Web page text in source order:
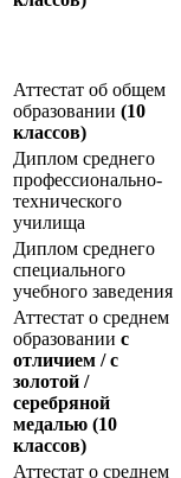
Аттестат об общем
образовании (10
классов)
Диплом среднего
профессионально-
технического
училища
Диплом среднего
специального
учебного заведения
Аттестат о среднем
образовании с
отличием / с
золотой /
серебряной
медалью (10
классов)
Аттестат о среднем